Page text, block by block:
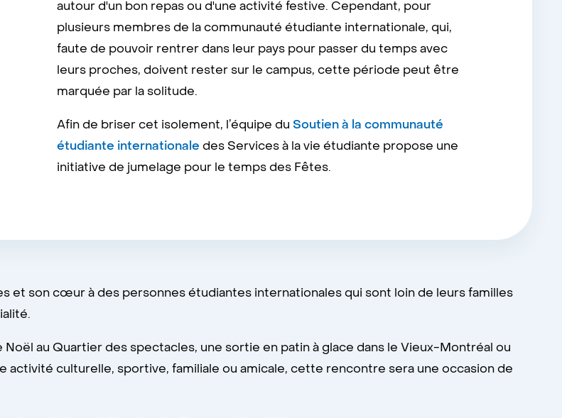
autour d'un bon repas ou d'une activité festive. Cependant, pour
plusieurs membres de la communauté étudiante internationale, qui,
faute de pouvoir rentrer dans leur pays pour passer du temps avec
leurs proches, doivent rester sur le campus, cette période peut être
marquée par la solitude.
Afin de briser cet isolement, l’équipe du Soutien à la communauté
étudiante internationale des Services à la vie étudiante propose une
initiative de jumelage pour le temps des Fêtes.
et son cœur à des personnes étudiantes internationales qui sont loin de leurs familles
au Quartier des spectacles, une sortie en patin à glace dans le Vieux-Montréal ou
culturelle, sportive, familiale ou amicale, cette rencontre sera une occasion de